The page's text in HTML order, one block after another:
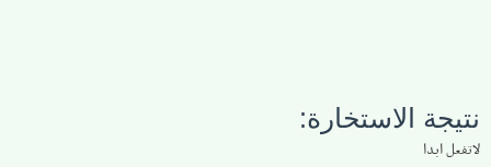
نتيجة الاستخارة:
لاتفعل ابدا